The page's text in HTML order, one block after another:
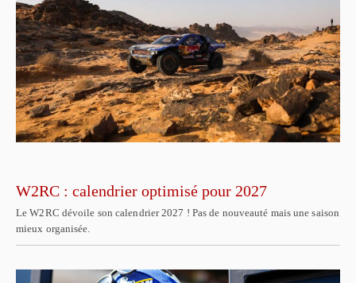
W2RC : calendrier optimisé pour 2027
Le W2RC dévoile son calendrier 2027 ! Pas de nouveauté mais une saison
mieux organisée.